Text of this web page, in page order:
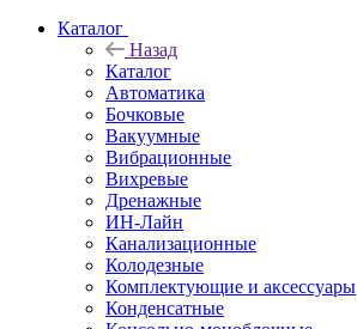
Каталог
Назад
Каталог
Автоматика
Бочковые
Вакуумные
Вибрационные
Вихревые
Дренажные
ИН-Лайн
Канализационные
Колодезные
Комплектующие и аксессуары
Конденсатные